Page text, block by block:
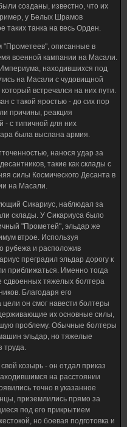
созданы, известно, что их
у Белых Шрамов
таких танка на весь Орден.
"Прометеев", описанные в
военной кампании на Масали.
находившихся под
на Масали с чудовищной
встречался на них пути.
с такой яростью - до сих пор
причины, реакция
- с типичной для них
была выслана армия.
нанося удар за
такие как склады с
силы Космического Десанта в
на Масали.
Сикариус, наблюдал за
склады. У Сикариуса было
"Прометей", эльдар же
втрое. Используя
рубежа и расположив
преградил эльдар дорогу к
приближаться. Именно тогда
сдвоенных тяжелых болтера
Благодаря его
он смог навести болтеры
их основные силы,
проблему. Обычные болтеры
эльдар, но тяжелые
труда.
козырь - он отдал приказ
на расстоянии
точно в указанное
приземлились прямо за
под его прикрытием
но боевая подготовка и